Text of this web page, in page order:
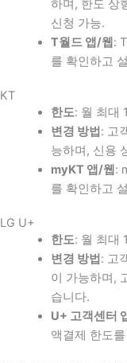
하며, 한도 상
신청 가능.
T월드 앱/웹 :
를 확인하고
KT
한도: 월 최대
변경 방법 : 고
능하며, 신용
myKT 앱/웹 :
를 확인하고
LG U+
한도: 월 최대
변경 방법 : 고
이 가능하며,
습니다.
U+ 고객센터
액결제 한도